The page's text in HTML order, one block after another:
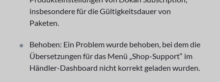
insbesondere für die Gültigkeitsdauer von
Paketen.
Behoben: Ein Problem wurde behoben, bei dem die
Übersetzungen für das Menü „Shop-Support“ im
Händler-Dashboard nicht korrekt geladen wurden.